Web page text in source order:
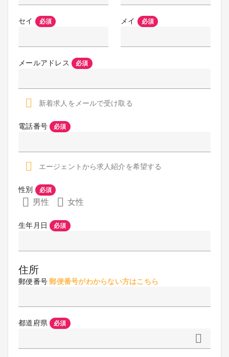
セイ 必須 メイ 必須
メールアドレス 必須
新着求人をメールで受け取る
電話番号 必須
エージェントから求人紹介を希望する
性別 必須
男性 女性
生年月日 必須
住所
郵便番号郵便番号がわからない方はこちら
都道府県 必須